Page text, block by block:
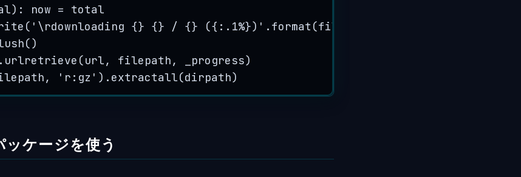
now = total
( ' \rdownloading {} {} / {} ({ :.1%}) ' . format (filename
()
urlretrieve (url, filepath, _progress)
, ' r:gz ' ). extractall(dirpath)
ケージを使う